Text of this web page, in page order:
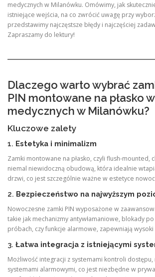
medycznych w Milanówku. Omówimy, jak
istniejące wejścia, na co zwrócić uwagę przy
przedstawimy najczęstsze błędy i najczęściej
Zapraszamy do lektury!
Dlaczego warto wybrać
PIN montowane na płasko
medycznych w Milanówku?
Kluczowe zalety
1. Estetyka i minimalizm
Zamki montowane na płasko, czyli flush-mounted,
niemal niewidoczną obudową, która idealnie
drzwi, co jest szczególnie ważne w estetyce
2. Bezpieczeństwo na najwyższym
Nowoczesne zamki PIN wyposażone w
takie jak mechanizmy antywłamaniowe, blokady
próbach, czy funkcje alarmowe, zapewniają
3. Łatwa integracja z istniejącymi
Możliwość integracji z systemami kontroli
systemami alarmowymi, co jest niezbędne w